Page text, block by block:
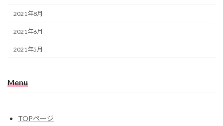
2021年8月
2021年6月
2021年5月
Menu
TOPページ